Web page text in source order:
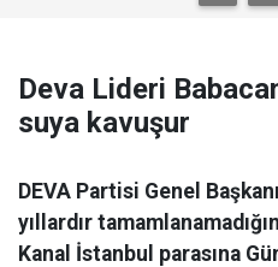
Deva Lideri
suya kavuşur
DEVA Partisi Genel
yıllardır
Kanal İstanbul parasına